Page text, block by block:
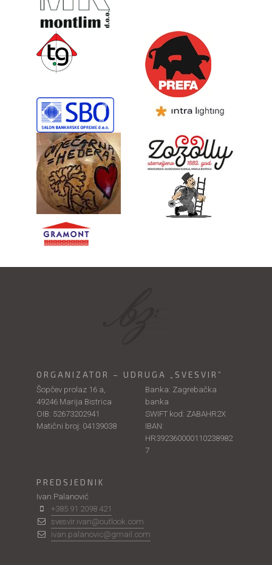
ORGANIZATOR – UDRUGA „SVESVIR”
Šopčev prolaz 16 a,
49246 Marija Bistrica
OIB: 52673202941
Matični broj: 04139038
Banka: Zagrebačka
banka
SWIFT kod: ZABAHR2X
IBAN:
HR392360000110238982
7
PREDSJEDNIK
Ivan Palanović
+385 91 2098 421
svesvir.ivan@outlook.com
ivan.palanovic@gmail.com